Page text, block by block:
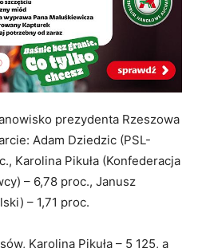
prezydenta Rzeszowa
Adam Dziedzic (PSL-
Karolina Pikuła (Konfederacja
– 6,78 proc., Janusz
– 1,71 proc.
Karolina Pikuła – 5 125, a